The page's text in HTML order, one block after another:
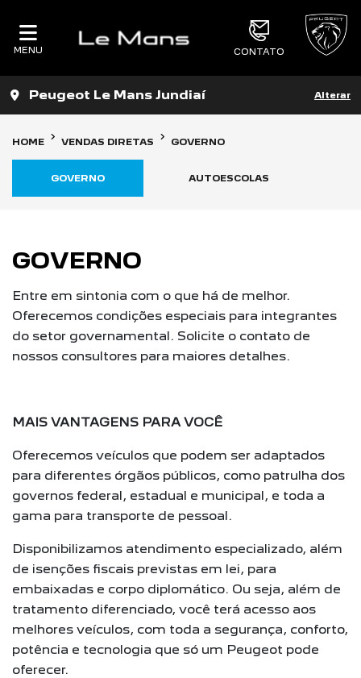
MENU CONTATO
Peugeot Le Mans Jundiaí Alterar
HOME VENDAS DIRETAS GOVERNO
AUTOESCOLAS
GOVERNO
GOVERNO
Entre em sintonia com o que há de melhor.
Oferecemos condições especiais para integrantes
do setor governamental. Solicite o contato de
nossos consultores para maiores detalhes.
MAIS VANTAGENS PARA VOCÊ
Oferecemos veículos que podem ser adaptados
para diferentes órgãos públicos, como patrulha dos
governos federal, estadual e municipal, e toda a
gama para transporte de pessoal.
Disponibilizamos atendimento especializado, além
de isenções fiscais previstas em lei, para
embaixadas e corpo diplomático. Ou seja, além de
tratamento diferenciado, você terá acesso aos
melhores veículos, com toda a segurança, conforto,
potência e tecnologia que só um Peugeot pode
oferecer.